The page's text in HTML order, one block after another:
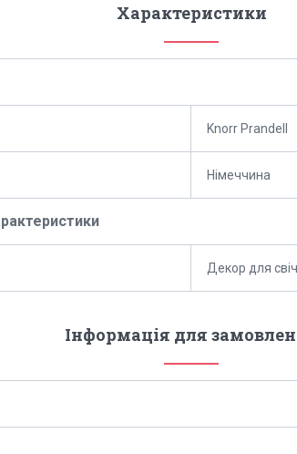
Характеристики
Knorr Prandell
Німеччина
Декор для
Інформація для